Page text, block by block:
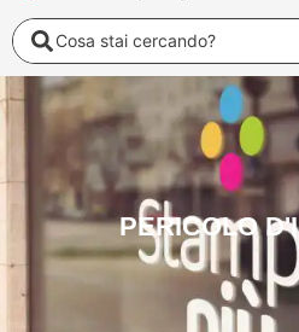
Search
...
PERICOLO